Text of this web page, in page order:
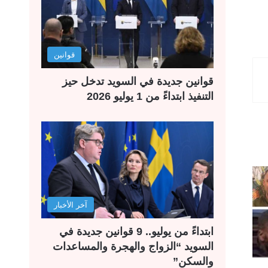
قوانين
قوانين جديدة في السويد تدخل حيز
التنفيذ ابتداءً من 1 يوليو 2026
آخر الأخبار
ابتداءً من يوليو.. 9 قوانين جديدة في
السويد “الزواج والهجرة والمساعدات
والسكن”